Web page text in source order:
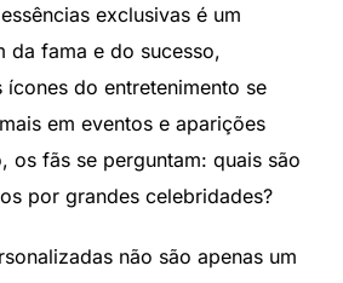
exclusivas é um
da fama e do sucesso,
do entretenimento se
em eventos e aparições
os fãs se perguntam: quais são
por grandes celebridades?
não são apenas um